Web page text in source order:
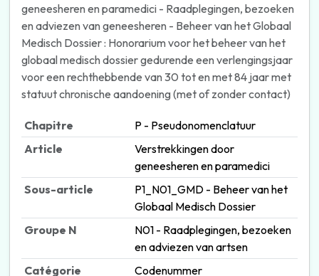
geneesheren en paramedici - Raadplegingen, bezoeken
en adviezen van geneesheren - Beheer van het Globaal
Medisch Dossier : Honorarium voor het beheer van het
globaal medisch dossier gedurende een verlengingsjaar
voor een rechthebbende van 30 tot en met 84 jaar met
statuut chronische aandoening (met of zonder contact)
Chapitre
P - Pseudonomenclatuur
Article
Verstrekkingen door
geneesheren en paramedici
Sous-article
P1_N01_GMD - Beheer van het
Globaal Medisch Dossier
Groupe N
N01 - Raadplegingen, bezoeken
en adviezen van artsen
Catégorie
Codenummer